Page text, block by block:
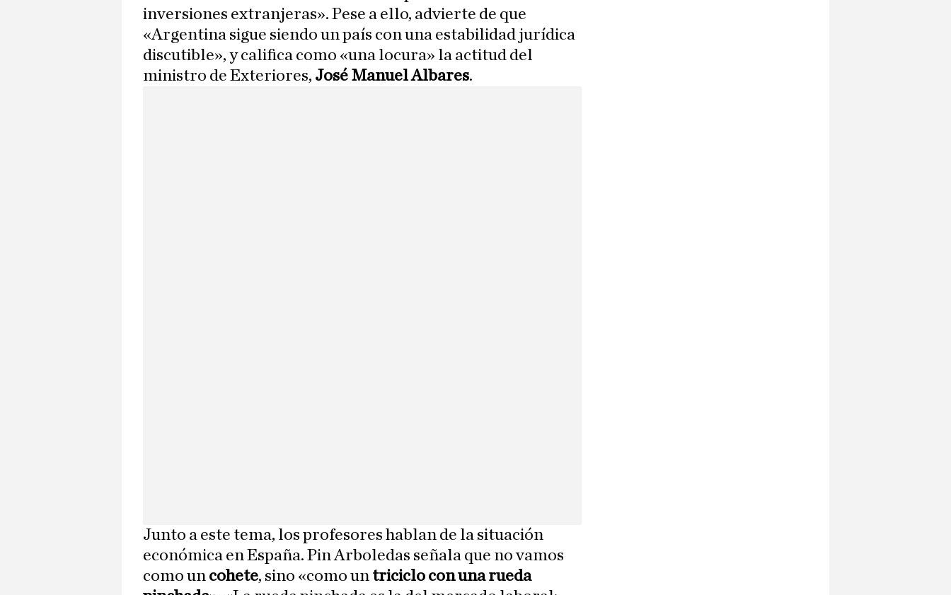
inversiones extranjeras». Pese a ello, advierte de que
«Argentina sigue siendo un país con una estabilidad jurídica
discutible», y califica como «una locura» la actitud del
ministro de Exteriores, José Manuel Albares.
Junto a este tema, los profesores hablan de la situación
económica en España. Pin Arboledas señala que no vamos
como un cohete, sino «como un triciclo con una rueda